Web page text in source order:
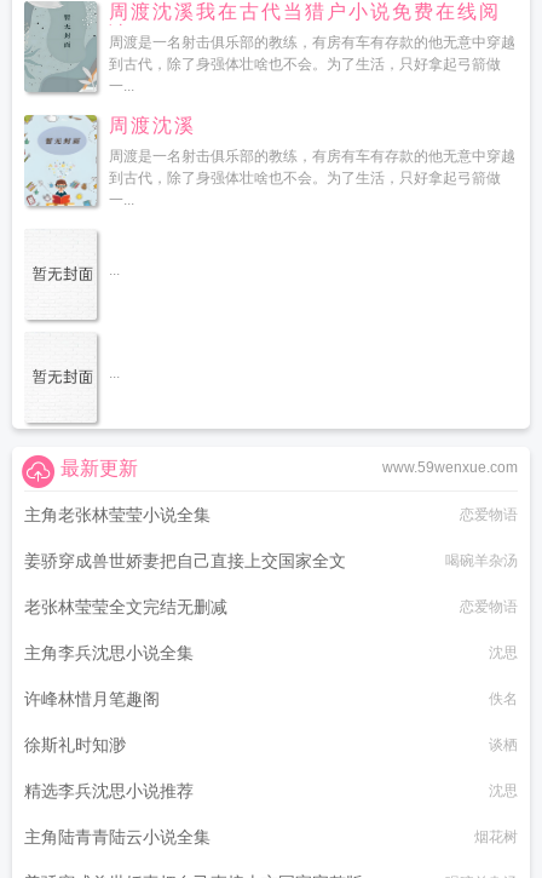
周渡沈溪我在古代当猎户小说免费在线阅
读
周渡是一名射击俱乐部的教练，有房有车有存款的他无意中穿越
到古代，除了身强体壮啥也不会。为了生活，只好拿起弓箭做
一...
周渡沈溪
周渡是一名射击俱乐部的教练，有房有车有存款的他无意中穿越
到古代，除了身强体壮啥也不会。为了生活，只好拿起弓箭做
一...
...
...
www.59wenxue.com
最新更新
主角老张林莹莹小说全集 恋爱物语
姜骄穿成兽世娇妻把自己直接上交国家全文 喝碗羊杂汤
老张林莹莹全文完结无删减 恋爱物语
主角李兵沈思小说全集 沈思
许峰林惜月笔趣阁 佚名
徐斯礼时知渺 谈栖
精选李兵沈思小说推荐 沈思
主角陆青青陆云小说全集 烟花树